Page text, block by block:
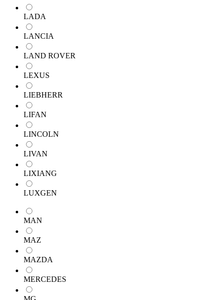
LADA
LANCIA
LAND ROVER
LEXUS
LIEBHERR
LIFAN
LINCOLN
LIVAN
LIXIANG
LUXGEN
MAN
MAZ
MAZDA
MERCEDES